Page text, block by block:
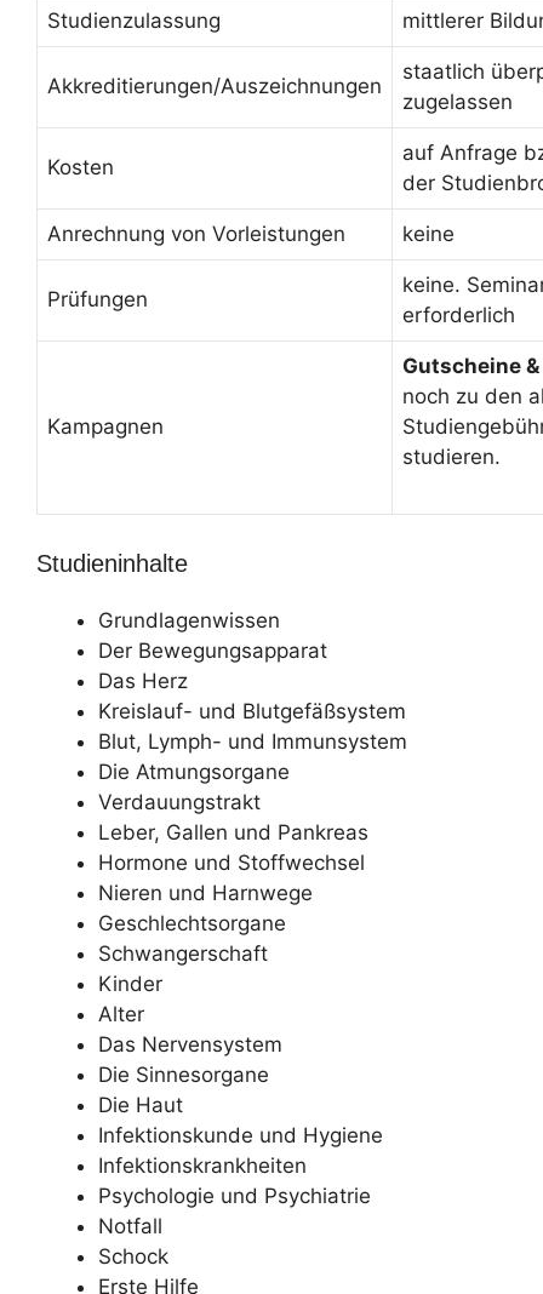
Studienzulassung mittlerer
Akkreditierungen/Auszeichnungen
staatlich
zugelassen
Kosten
auf Anfrage
der
Anrechnung von Vorleistungen keine
Prüfungen
keine.
erforderlich
Kampagnen
Gutscheine
noch zu den
studieren.
Studieninhalte
Grundlagenwissen
Der Bewegungsapparat
Das Herz
Kreislauf- und Blutgefäßsystem
Blut, Lymph- und Immunsystem
Die Atmungsorgane
Verdauungstrakt
Leber, Gallen und Pankreas
Hormone und Stoffwechsel
Nieren und Harnwege
Geschlechtsorgane
Schwangerschaft
Kinder
Alter
Das Nervensystem
Die Sinnesorgane
Die Haut
Infektionskunde und Hygiene
Infektionskrankheiten
Psychologie und Psychiatrie
Notfall
Schock
Erste Hilfe